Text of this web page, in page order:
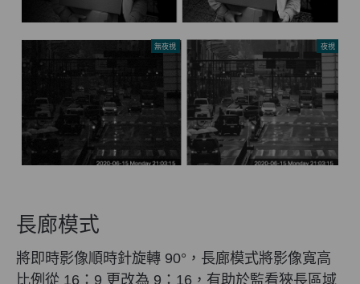
無夜視 夜視
長廊模式
將即時影像順時針旋轉 90°，長廊模式將影像寬高
比例從 16：9 更改為 9：16，有助於監看狹長區域